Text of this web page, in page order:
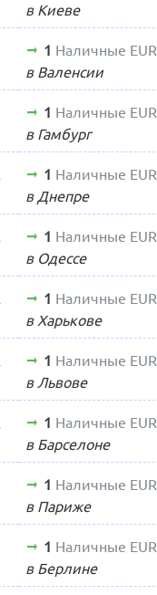
в Киеве
1 Наличные EUR
в Валенсии
1 Наличные EUR
в Гамбург
1 Наличные EUR
в Днепре
1 Наличные EUR
в Одессе
1 Наличные EUR
в Харькове
1 Наличные EUR
в Львове
1 Наличные EUR
в Барселоне
1 Наличные EUR
в Париже
1 Наличные EUR
в Берлине